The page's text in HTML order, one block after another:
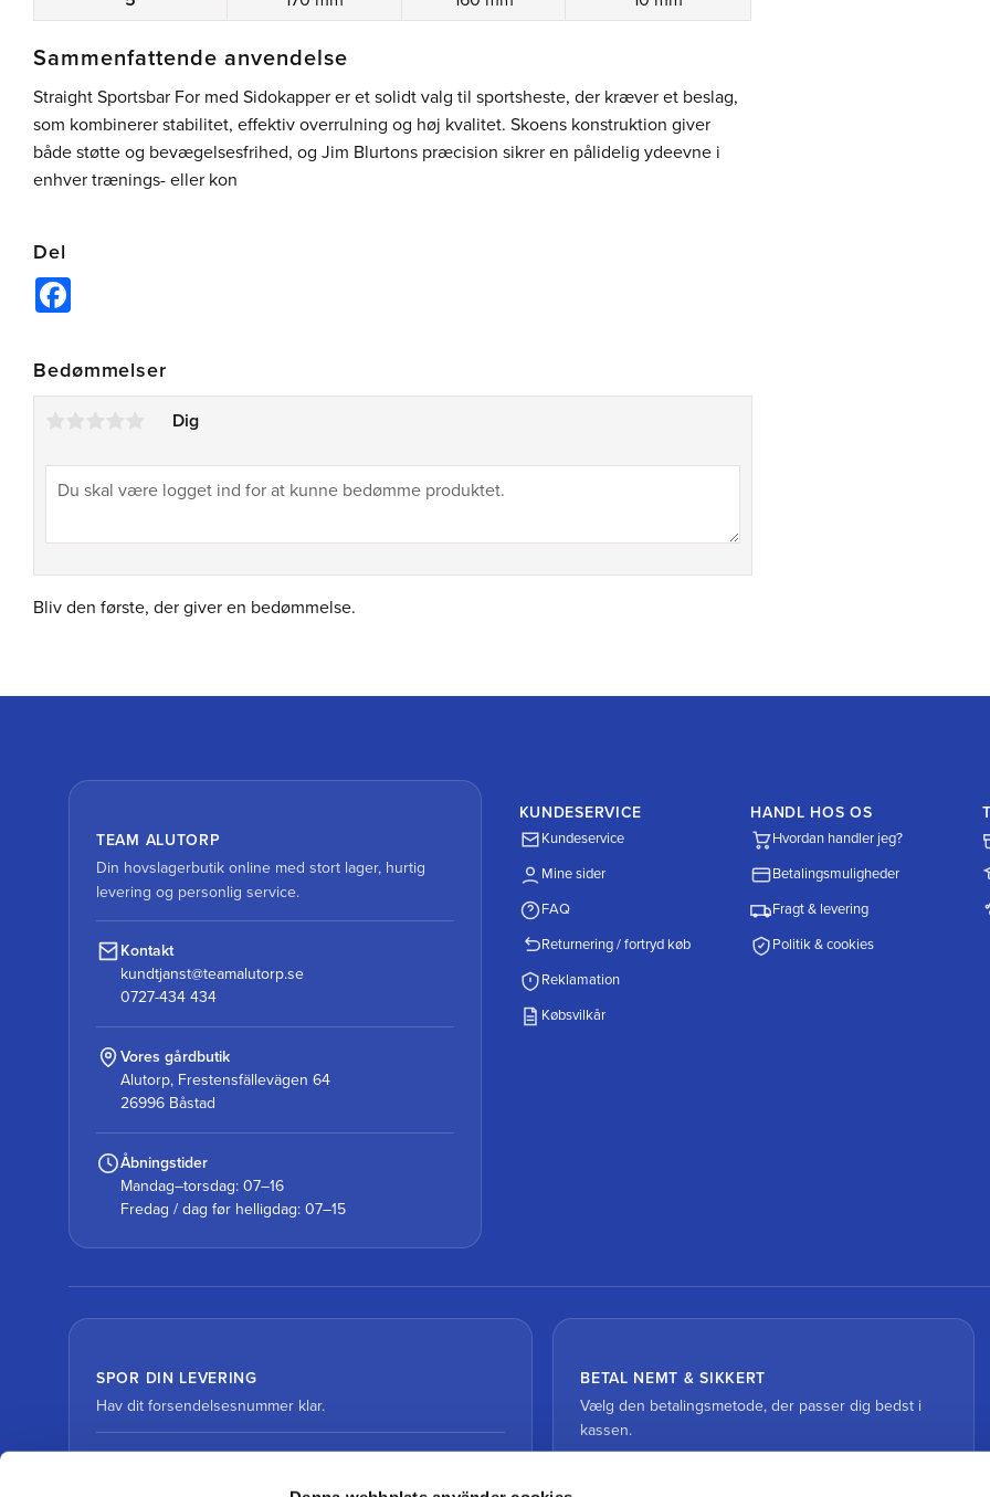
Sammenfattende anvendelse
Straight Sportsbar For med Sidokapper er et solidt valg til sportsheste, der kræver et beslag,
som kombinerer stabilitet, effektiv overrulning og høj kvalitet. Skoens konstruktion giver
både støtte og bevægelsesfrihed, og Jim Blurtons præcision sikrer en pålidelig ydeevne i
enhver trænings- eller kon
Del
Bedømmelser
Dig
Bliv den første, der giver en bedømmelse.
TEAM ALUTORP
Din hovslagerbutik online med stort lager, hurtig
levering og personlig service.
Kontakt
kundtjanst@teamalutorp.se
0727-434 434
Vores gårdbutik
Alutorp, Frestensfällevägen 64
26996 Båstad
Åbningstider
Mandag–torsdag: 07–16
Fredag / dag før helligdag: 07–15
KUNDESERVICE
Kundeservice
Mine sider
FAQ
Returnering / fortryd køb
Reklamation
Købsvilkår
HANDL HOS OS
Hvordan handler jeg?
Betalingsmuligheder
Fragt & levering
Politik & cookies
SPOR DIN LEVERING
Hav dit forsendelsesnummer klar.
BETAL NEMT & SIKKERT
Vælg den betalingsmetode, der passer dig bedst i
kassen.